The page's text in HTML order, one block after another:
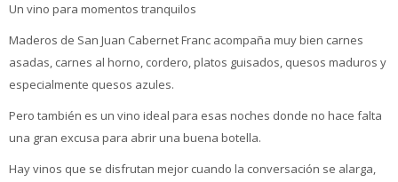
Un vino para momentos tranquilos
Maderos de San Juan Cabernet Franc acompaña muy bien carnes
asadas, carnes al horno, cordero, platos guisados, quesos maduros y
especialmente quesos azules.
Pero también es un vino ideal para esas noches donde no hace falta
una gran excusa para abrir una buena botella.
Hay vinos que se disfrutan mejor cuando la conversación se alarga,